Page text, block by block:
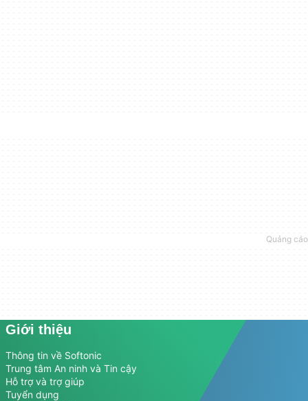
Giới thiệu
Thông tin về Softonic
Trung tâm An ninh và Tin cậy
Hỗ trợ và trợ giúp
Tuyển dụng